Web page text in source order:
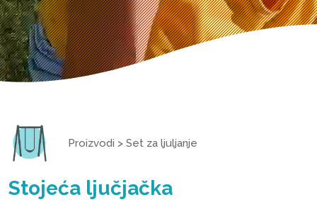
Proizvodi > Set za ljuljanje
Stojeća ljučjačka